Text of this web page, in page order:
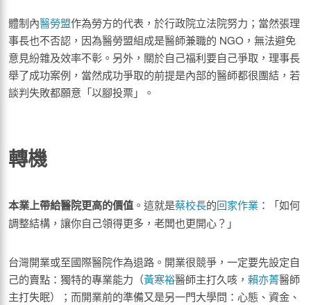
體制內醫勞盟作為勞方的代表，於行政院立法院努力；當然張理
事長也不否認，因為醫勞盟組成是醫師兼職的 NGO，無法避免
意見紛雜及效率不彰。另外，關於自己福利要自己爭取，理事長
舉了成功案例，當然成功爭取的前提是內部的醫師都很團結，若
談判失敗都願意「以腳投票」。
轉機
本業上帶給醫院更高的價值 。這就是蔡校長的回家作業 ：「如何
調整結構，讓你自己領得更多，老闆也更開心？」
台灣開業或至國際醫院作為退路。開業很競爭，一定要先設定自
己的賣點：獨特的專業能力（黃寒裕醫師主打久咳， 賴亦菁醫師
主打失眠）；而開業前的準備又是另一門大學問：心態、資金、